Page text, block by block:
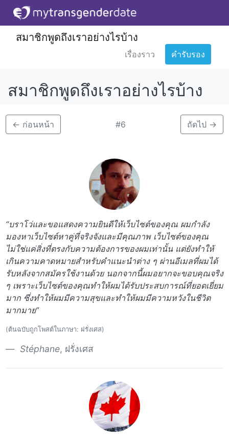
สมาชิกพูดถึงเราอย่างไรบ้าง
เรื่องราว คำรับรอง
สมาชิกพูดถึงเราอย่างไรบ้าง
← ก่อนหน้า #6 ถัดไป →
“บราโว่และขอแสดงความยินดีให้เว็บไซต์ของคุณ ผมกำลัง
มองหาเว็บไซต์หาคู่ที่จริงจังและมีคุณภาพ เว็บไซต์ของคุณ
ไม่ใช่แค่สิ่งที่ตรงกับความต้องการของผมเท่านั้น แต่ยังทำให้
เกินความคาดหมายสำหรับคำแนะนำต่าง ๆ ผ่านอีเมลที่ผมได้
รับหลังจากสมัครใช้งานด้วย นอกจากนี้ผมอยากจะขอบคุณจริง
ๆ เพราะเว็บไซต์ของคุณทำให้ผมได้รับประสบการณ์ที่ยอดเยี่ยม
มาก ซึ่งทำให้ผมมีความสุขและทำให้ผมมีความหวังในชีวิต
มากมาย”
(ต้นฉบับถูกโพสต์ในภาษา: ฝรั่งเศส)
Stéphane, ฝรั่งเศส